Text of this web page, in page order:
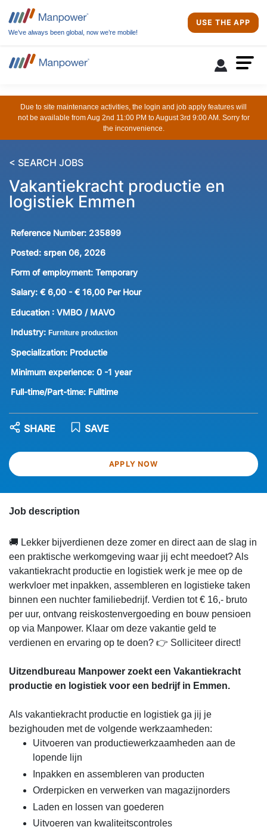
We’ve always been global, now we’re mobile!
USE THE APP
Due to site maintenance activities, the login and job apply features will
not be available from Aug 2nd 11:00 PM to August 3rd 9:00 AM. Sorry for
the inconvenience.
< SEARCH JOBS
Vakantiekracht productie en
logistiek Emmen
Reference Number: 235899
Posted: srpen 06, 2026
Form of employment: Temporary
Salary: € 6,00 - € 16,00 Per Hour
Education : VMBO / MAVO
Industry: Furniture production
Specialization: Productie
Minimum experience: 0 -1 year
Full-time/Part-time: Fulltime
APPLY NOW
SAVE
SHARE
Job description
🚚 Lekker bijverdienen deze zomer en direct aan de slag in
een praktische werkomgeving waar jij echt meedoet? Als
vakantiekracht productie en logistiek werk je mee op de
werkvloer met inpakken, assembleren en logistieke taken
binnen een nuchter familiebedrijf. Verdien tot € 16,- bruto
per uur, ontvang reiskostenvergoeding en bouw pensioen
op via Manpower. Klaar om deze vakantie geld te
verdienen en ervaring op te doen? 👉 Solliciteer direct!
Uitzendbureau Manpower zoekt een Vakantiekracht
productie en logistiek voor een bedrijf in Emmen.
Als vakantiekracht productie en logistiek ga jij je
bezighouden met de volgende werkzaamheden:
Uitvoeren van productiewerkzaamheden aan de
lopende lijn
Inpakken en assembleren van producten
Orderpicken en verwerken van magazijnorders
Laden en lossen van goederen
Uitvoeren van kwaliteitscontroles